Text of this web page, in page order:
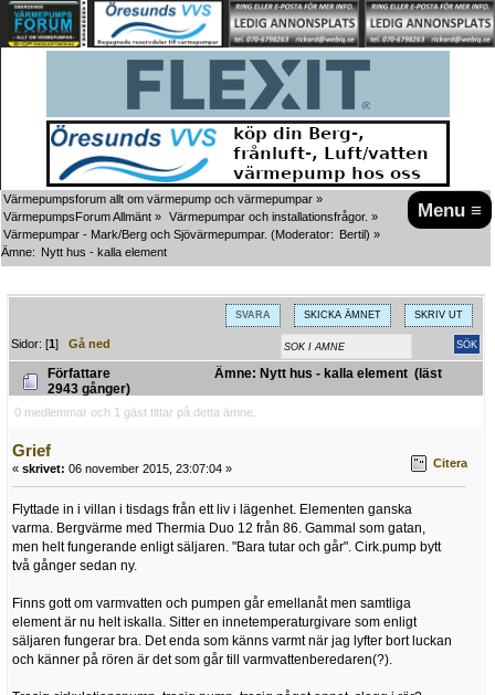
Menu ≡
Värmepumpsforum allt om värmepump och värmepumpar »
VärmepumpsForum Allmänt » Värmepumpar och installationsfrågor. »
Värmepumpar - Mark/Berg och Sjövärmepumpar. (Moderator: Bertil) »
Ämne: Nytt hus - kalla element
SVARA SKICKA ÄMNET SKRIV UT
Sidor: [1]Gå ned
Författare
Ämne: Nytt hus - kalla element (läst
2943 gånger)
0 medlemmar och 1 gäst tittar på detta ämne.
Grief
« skrivet: 06 november 2015, 23:07:04 » Citera
Flyttade in i villan i tisdags från ett liv i lägenhet. Elementen ganska
varma. Bergvärme med Thermia Duo 12 från 86. Gammal som gatan,
men helt fungerande enligt säljaren. "Bara tutar och går". Cirk.pump bytt
två gånger sedan ny.
Finns gott om varmvatten och pumpen går emellanåt men samtliga
element är nu helt iskalla. Sitter en innetemperaturgivare som enligt
säljaren fungerar bra. Det enda som känns varmt när jag lyfter bort luckan
och känner på rören är det som går till varmvattenberedaren(?).